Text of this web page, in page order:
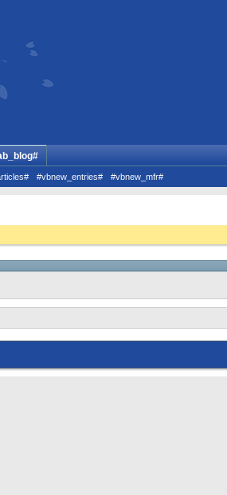
#vbnew_entries# #vbnew_mfr#